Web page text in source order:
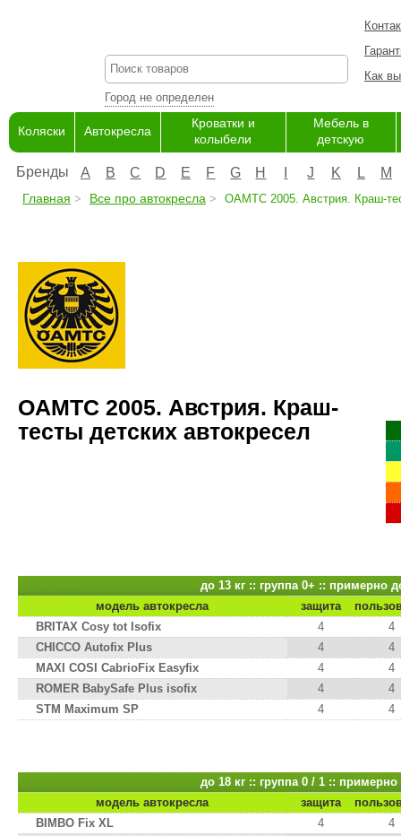
Город не определен
Как
Коляски Автокресла
Кроватки и
колыбели
Мебель в
детскую
Бренды A B C D E F G H J K L M
Главная Все про автокресла OAMTC 2005. Австрия. Краш-
OAMTC 2005. Австрия. Краш-
тесты детских автокресел
до 13 кг :: группа 0+ :: примерно
модель автокресла
защита
BRITAX Cosy tot Isofix
4
4
CHICCO Autofix Plus
4
4
MAXI COSI CabrioFix Easyfix
4
4
ROMER BabySafe Plus isofix
4
4
STM Maximum SP
4 4
до 18 кг :: группа 0 / 1 :: примерно
модель автокресла
защита
BIMBO Fix XL
4
4